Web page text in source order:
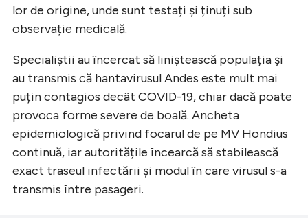
lor de origine, unde sunt testați și ținuți sub
observație medicală.
Specialiștii au încercat să liniștească populația și
au transmis că hantavirusul Andes este mult mai
puțin contagios decât COVID-19, chiar dacă poate
provoca forme severe de boală. Ancheta
epidemiologică privind focarul de pe MV Hondius
continuă, iar autoritățile încearcă să stabilească
exact traseul infectării și modul în care virusul s-a
transmis între pasageri.